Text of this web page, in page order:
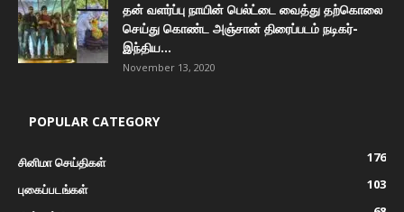
தன் வளர்ப்பு நாயின் பெல்ட்டை வைத்து தற்கொலை
செய்து கொண்ட அஞ்சான் திரைப்படம் நடிகர்-
இந்திய...
November 13, 2020
POPULAR CATEGORY
சினிமா செய்திகள்
176
புகைப்படங்கள்
103